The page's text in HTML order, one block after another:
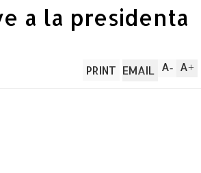
a la presidenta
A+
A-
PRINT EMAIL